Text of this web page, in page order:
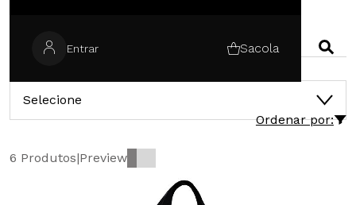
Entrar Sacola
Selecione
Ordenar por:
6 Produtos|Preview